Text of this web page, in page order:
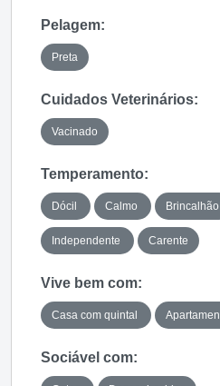
Pelagem:
Preta
Cuidados Veterinários:
Vacinado
Temperamento:
Dócil Calmo Brincalhão
Independente Carente
Vive bem com:
Casa com quintal
Sociável com: